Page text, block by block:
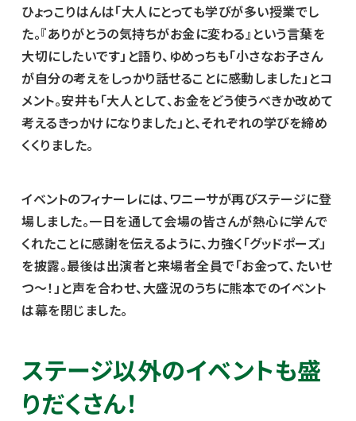
ひょっこりはんは「大人にとっても学びが多い授業でし
た。『ありがとうの気持ちがお金に変わる』という言葉を
大切にしたいです」と語り、ゆめっちも「小さなお子さん
が自分の考えをしっかり話せることに感動しました」とコ
メント。安井も「大人として、お金をどう使うべきか改めて
考えるきっかけになりました」と、それぞれの学びを締め
くくりました。
イベントのフィナーレには、ワニーサが再びステージに登
場しました。一日を通して会場の皆さんが熱心に学んで
くれたことに感謝を伝えるように、力強く「グッドポーズ」
を披露。最後は出演者と来場者全員で「お金って、たいせ
つ～！」と声を合わせ、大盛況のうちに熊本でのイベント
は幕を閉じました。
ステージ以外のイベントも盛
りだくさん！